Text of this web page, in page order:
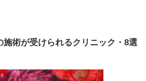
施術が受けられるクリニック・8選